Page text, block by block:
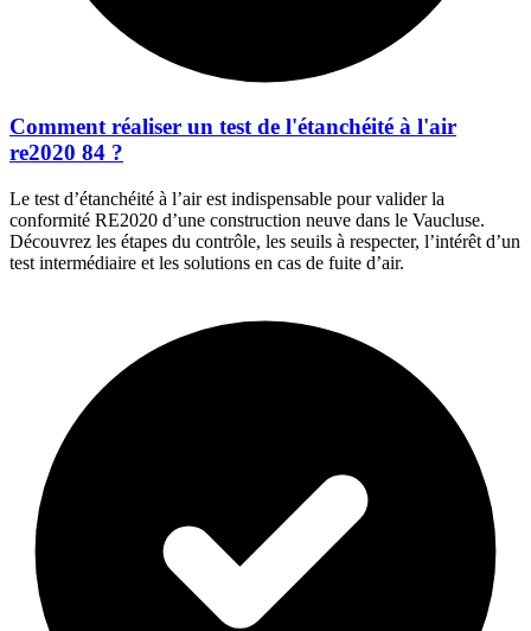
Comment réaliser un test de l'étanchéité à l'air
re2020 84 ?
Le test d’étanchéité à l’air est indispensable pour valider la
conformité RE2020 d’une construction neuve dans le Vaucluse.
Découvrez les étapes du contrôle, les seuils à respecter, l’intérêt d’un
test intermédiaire et les solutions en cas de fuite d’air.